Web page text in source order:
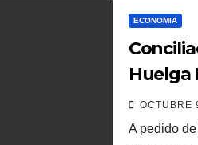
ECONOMIA
Huelga
OCTUBRE
A pedido